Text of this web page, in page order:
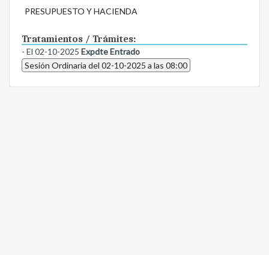
PRESUPUESTO Y HACIENDA
Tratamientos / Trámites:
- El 02-10-2025 Expdte Entrado
Sesión Ordinaria del 02-10-2025 a las 08:00